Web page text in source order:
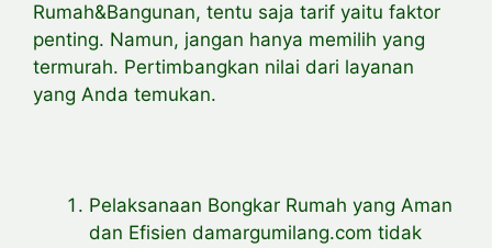
Rumah&Bangunan, tentu saja tarif yaitu faktor
penting. Namun, jangan hanya memilih yang
termurah. Pertimbangkan nilai dari layanan
yang Anda temukan.
Pelaksanaan Bongkar Rumah yang Aman
dan Efisien damargumilang.com tidak